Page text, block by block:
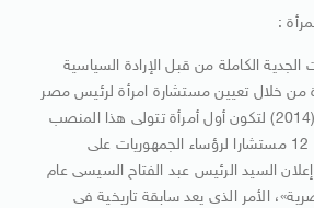
الكاملة من قبل الإرادة السياسية
من خلال تعيين مستشارة امرأة لرئيس مصر
فى الأمن القومى عام (2014) لتكون أول أمرأة تتولى هذا المنصب
الرفيع، حيث تعد ضمن 12 مستشارا لرؤساء الجمهوريات على
السيد الرئيس عبد الفتاح السيسى عام
المصرية»، الأمر الذى يعد سابقة تاريخية فى